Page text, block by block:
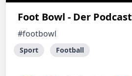
Foot Bowl - Der Podcast
#footbowl
Sport Football